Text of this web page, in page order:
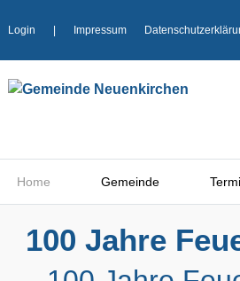
Login Impressum
Home Gemeinde
100 Jahre